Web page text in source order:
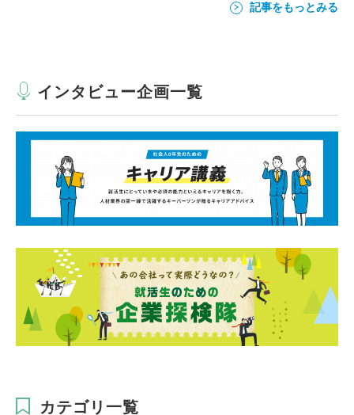
記事をもっとみる
インタビュー企画一覧
カテゴリ一覧